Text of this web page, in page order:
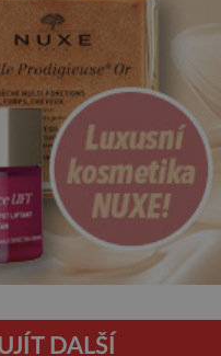
DALŠÍ